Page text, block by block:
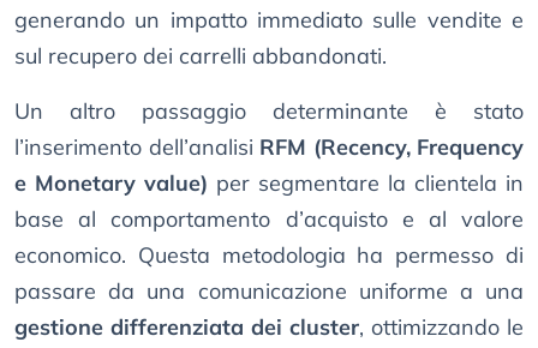
generando un impatto immediato sulle vendite e
sul recupero dei carrelli abbandonati.
Un altro passaggio determinante è stato
l’inserimento dell’analisi RFM (Recency, Frequency
e Monetary value) per segmentare la clientela in
base al comportamento d’acquisto e al valore
economico. Questa metodologia ha permesso di
passare da una comunicazione uniforme a una
gestione differenziata dei cluster, ottimizzando le